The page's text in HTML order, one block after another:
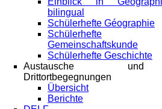
bilingual
Schülerhefte Géographie
Schülerhefte
Gemeinschaftskunde
Schülerhefte Geschichte
Austausche und
Drittortbegegnungen
Übersicht
Berichte